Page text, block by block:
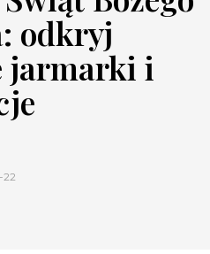
odkryj
jarmarki i